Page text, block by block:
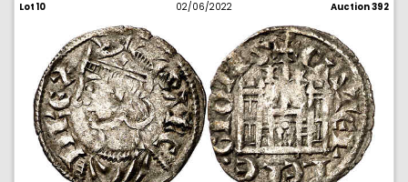
Lot 10 02/06/2022 Auction 392